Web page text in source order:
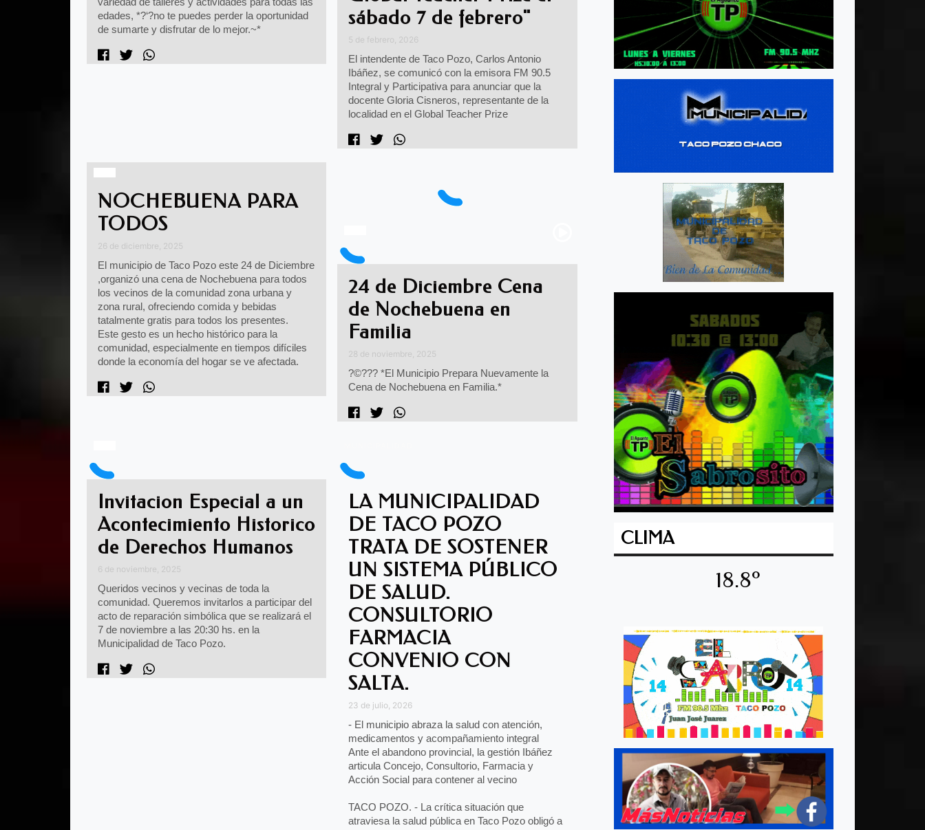
edades, *?‘?no te puedes perder la oportunidad
de sumarte y disfrutar de lo mejor.~*
sábado 7 de febrero"
5 de febrero, 2026
El intendente de Taco Pozo, Carlos Antonio
Ibáñez, se comunicó con la emisora FM 90.5
Integral y Participativa para anunciar que la
docente Gloria Cisneros, representante de la
localidad en el Global Teacher Prize
NOCHEBUENA PARA
TODOS
26 de diciembre, 2025
El municipio de Taco Pozo este 24 de Diciembre
,organizó una cena de Nochebuena para todos
los vecinos de la comunidad zona urbana y
zona rural, ofreciendo comida y bebidas
tatalmente gratis para todos los presentes.
Este gesto es un hecho histórico para la
comunidad, especialmente en tiempos difíciles
donde la economía del hogar se ve afectada.
24 de Diciembre Cena
de Nochebuena en
Familia
28 de noviembre, 2025
?©??? *El Municipio Prepara Nuevamente la
Cena de Nochebuena en Familia.*
Invitacion Especial a un
Acontecimiento Historico
de Derechos Humanos
6 de noviembre, 2025
Queridos vecinos y vecinas de toda la
comunidad. Queremos invitarlos a participar del
acto de reparación simbólica que se realizará el
7 de noviembre a las 20:30 hs. en la
Municipalidad de Taco Pozo.
LA MUNICIPALIDAD
DE TACO POZO
TRATA DE SOSTENER
UN SISTEMA PÚBLICO
DE SALUD.
CONSULTORIO
FARMACIA
CONVENIO CON
SALTA.
23 de julio, 2026
- El municipio abraza la salud con atención,
medicamentos y acompañamiento integral
Ante el abandono provincial, la gestión Ibáñez
articula Concejo, Consultorio, Farmacia y
Acción Social para contener al vecino
TACO POZO. - La crítica situación que
atraviesa la salud pública en Taco Pozo obligó a
CLIMA
18.8º